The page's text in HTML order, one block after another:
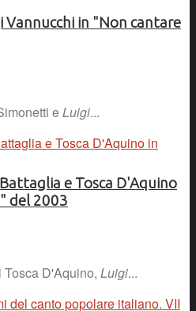
Vannucchi in "Non cantare
eLuigi...
e Tosca D'Aquino
del 2003
Tosca D'Aquino, Luigi...